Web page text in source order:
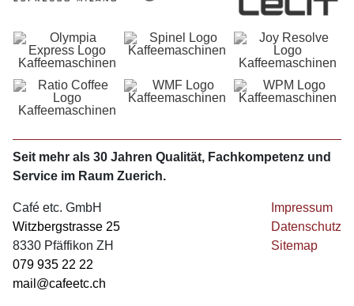
Seit mehr als 30 Jahren Qualität, Fachkompetenz und
Service im Raum Zuerich.
Café etc. GmbH
Witzbergstrasse 25
8330 Pfäffikon ZH
079 935 22 22
mail@cafeetc.ch
Impressum
Datenschutz
Sitemap